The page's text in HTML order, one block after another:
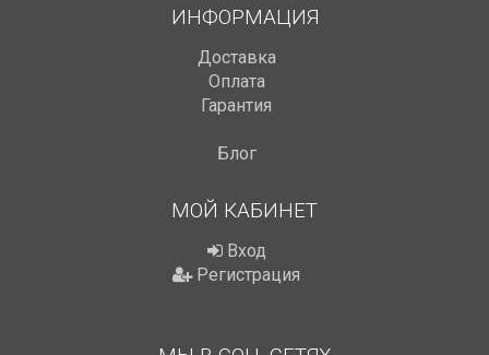
ИНФОРМАЦИЯ
Доставка
Оплата
Гарантия
Блог
МОЙ КАБИНЕТ
Вход
Регистрация